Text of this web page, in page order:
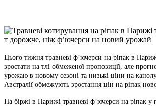
Link
Print
Цього тижня травневі ф’ючерси на ріпак в
зростати на тлі обмеженої пропозиції, але
урожаю в новому сезоні та низькі ціни на
Австралії обмежують зростання цін на ріпак
На біржі в Парижі травневі ф’ючерси на ріпак у